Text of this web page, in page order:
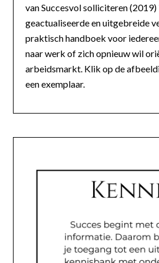
van Succesvol solliciteren
geactualiseerde en uitgebreide
praktisch handboek voor
naar werk of zich opnieuw wil
arbeidsmarkt. Klik op de
een exemplaar.